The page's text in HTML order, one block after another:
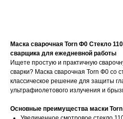
Маска сварочная Torn Ф0 Стекло
сварщика для ежедневной работы
Ищете простую и практичную
сварки? Маска сварочная Torn Ф0 со
классическое решение для защиты
ультрафиолетового излучения и
Основные преимущества маски